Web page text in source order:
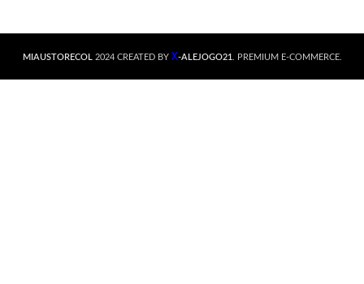
MIAUSTORECOL 2024 CREATED BY X-ALEJOGO21 . PREMIUM E-COMMERCE.